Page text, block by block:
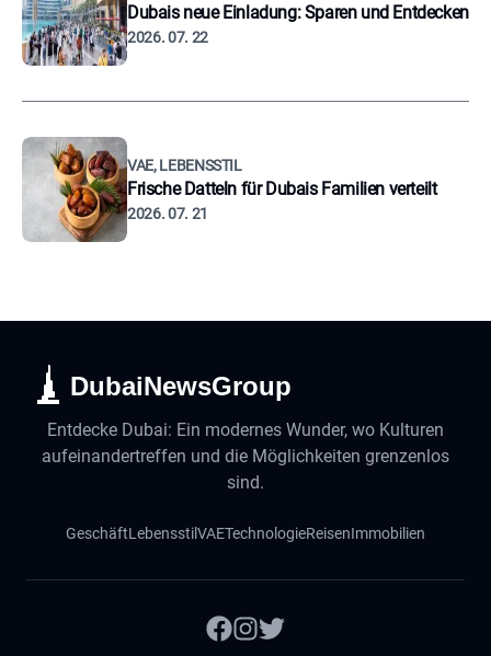
Dubais neue Einladung: Sparen und Entdecken
2026. 07. 22
VAE, LEBENSSTIL
Frische Datteln für Dubais Familien verteilt
2026. 07. 21
DubaiNewsGroup
Entdecke Dubai: Ein modernes Wunder, wo Kulturen
aufeinandertreffen und die Möglichkeiten grenzenlos
sind.
GeschäftLebensstilVAETechnologieReisenImmobilien